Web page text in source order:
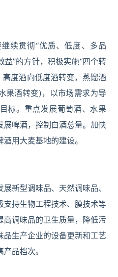
续贯彻“优质、低度、多品
”的方针，积极实施“四个转
度酒向低度酒转变，蒸馏酒
果酒转变)，以市场需求为导
标。重点发展葡萄酒、水果
展啤酒，控制白酒总量。加快
用大麦基地的建设。
新型调味品、天然调味品、
支持生物工程技术、膜技术等
高调味品的卫生质量，降低污
品生产企业的设备更新和工艺
品档次。